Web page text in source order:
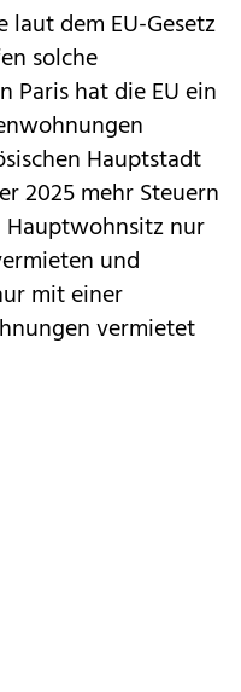
dem EU-Gesetz
solche
Paris hat die EU ein
Hauptstadt
2025 mehr Steuern
Hauptwohnsitz nur
und
mit einer
vermietet